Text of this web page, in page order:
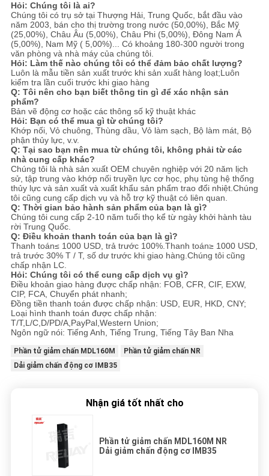
Hỏi: Chúng tôi là ai?
Chúng tôi có trụ sở tại Thượng Hải, Trung Quốc, bắt đầu vào
năm 2003, bán cho thị trường trong nước (50,00%), Bắc Mỹ
(25,00%), Châu Âu (5,00%), Châu Phi (5,00%), Đông Nam Á
(5,00%), Nam Mỹ ( 5,00%)... Có khoảng 180-300 người trong
văn phòng và nhà máy của chúng tôi.
Hỏi: Làm thế nào chúng tôi có thể đảm bảo chất lượng?
Luôn là mẫu tiền sản xuất trước khi sản xuất hàng loạt;Luôn
kiểm tra lần cuối trước khi giao hàng
Q: Tôi nên cho bạn biết thông tin gì để xác nhận sản
phẩm?
Bản vẽ động cơ hoặc các thông số kỹ thuật khác
Hỏi: Bạn có thể mua gì từ chúng tôi?
Khớp nối, Vỏ chuông, Thùng dầu, Vỏ làm sạch, Bộ làm mát, Bộ
phận thủy lực, v.v.
Q: Tại sao bạn nên mua từ chúng tôi, không phải từ các
nhà cung cấp khác?
Chúng tôi là nhà sản xuất OEM chuyên nghiệp với 20 năm lịch
sử, tập trung vào khớp nối truyền lực cơ học, phụ tùng hệ thống
thủy lực và sản xuất và xuất khẩu sản phẩm trao đổi nhiệt.Chúng
tôi cũng cung cấp dịch vụ và hỗ trợ kỹ thuật có liên quan.
Q: Thời gian bảo hành sản phẩm của bạn là gì?
Chúng tôi cung cấp 2-10 năm tuổi thọ kể từ ngày khởi hành tàu
rời Trung Quốc.
Q: Điều khoản thanh toán của bạn là gì?
Thanh toán≤ 1000 USD, trả trước 100%.Thanh toán≥ 1000 USD,
trả trước 30% T / T, số dư trước khi giao hàng.Chúng tôi cũng
chấp nhận LC.
Hỏi: Chúng tôi có thể cung cấp dịch vụ gì?
Điều khoản giao hàng được chấp nhận: FOB, CFR, CIF, EXW,
CIP, FCA, Chuyển phát nhanh;
Đồng tiền thanh toán được chấp nhận: USD, EUR, HKD, CNY;
Loại hình thanh toán được chấp nhận:
T/T,L/C,D/PD/A,PayPal,Western Union;
Ngôn ngữ nói: Tiếng Anh, Tiếng Trung, Tiếng Tây Ban Nha
Phần tử giảm chấn MDL160M
Phần tử giảm chấn NR
Dải giảm chấn động cơ IMB35
Nhận giá tốt nhất cho
Phần tử giảm chấn MDL160M NR
Dải giảm chấn động cơ IMB35